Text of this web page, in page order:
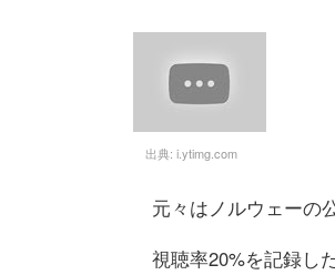
出典: i.ytimg.com
元々はノルウェーの
視聴率20%を記録し